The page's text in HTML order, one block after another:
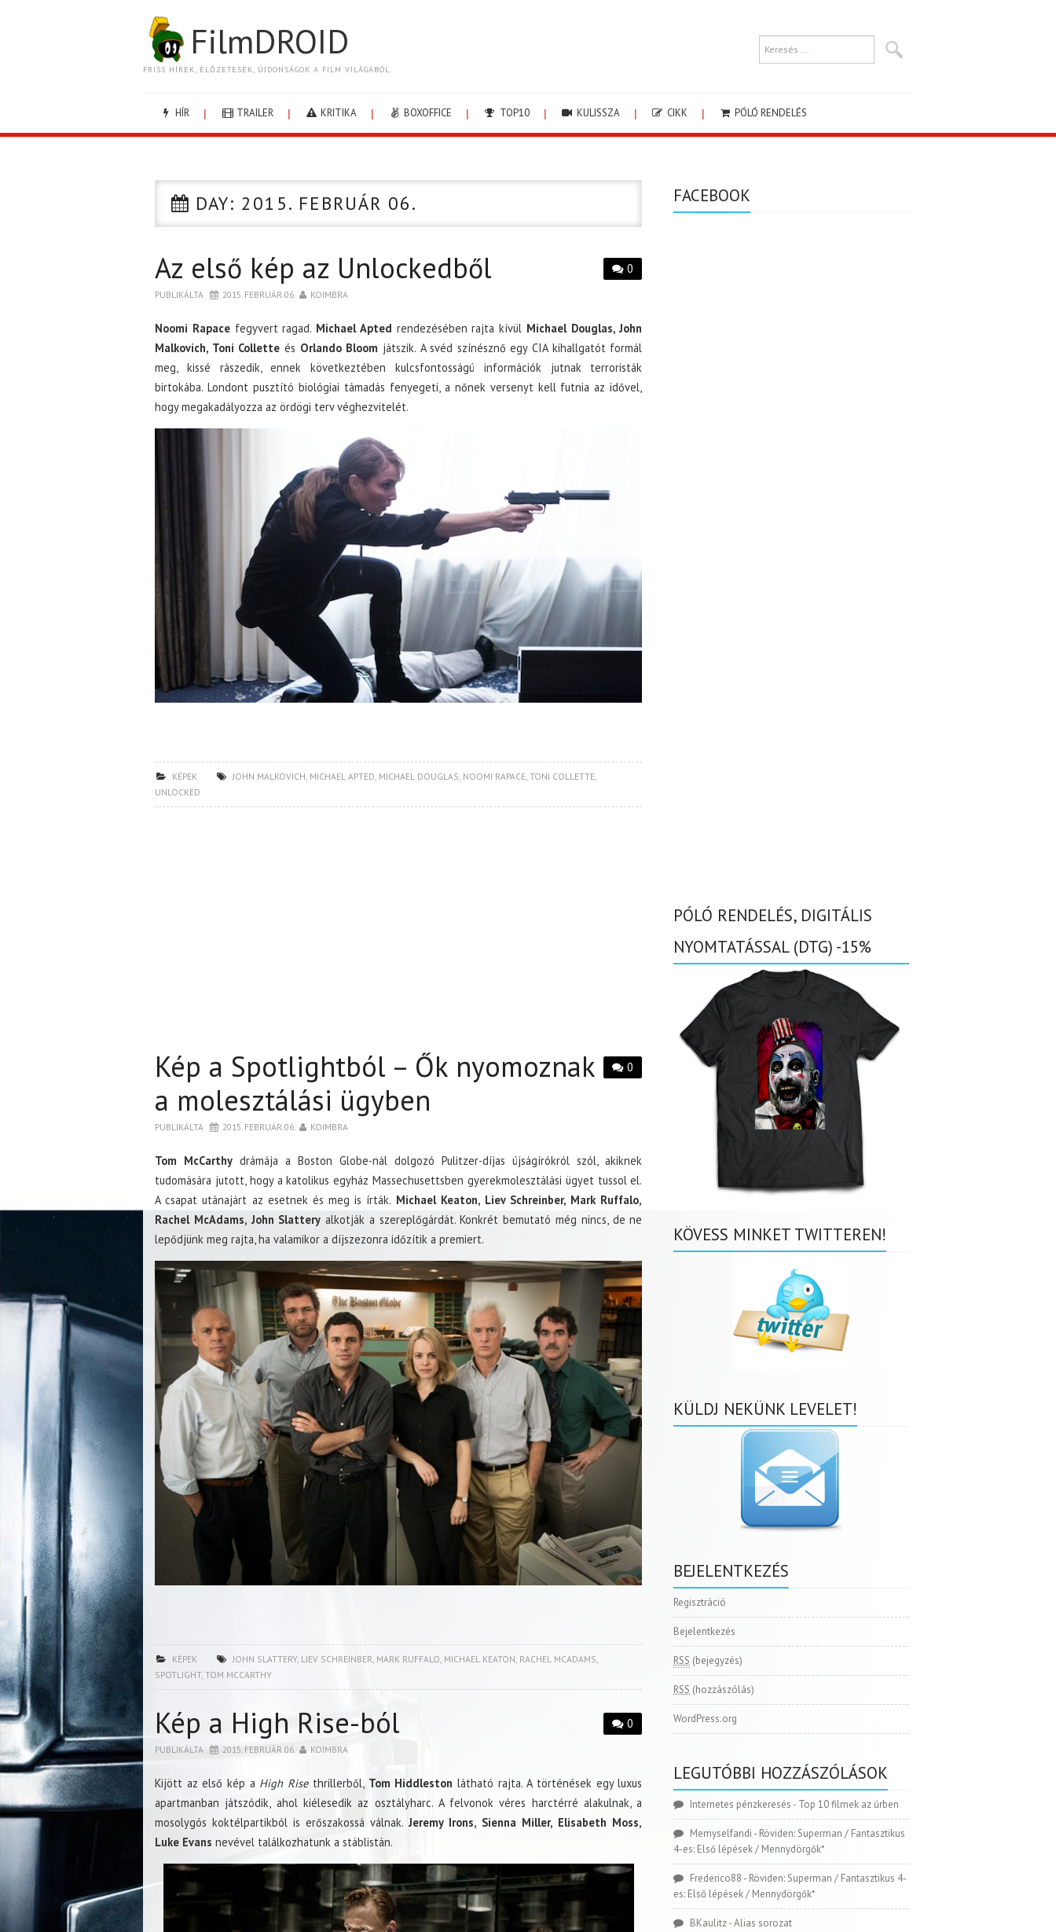
FilmDROID
FRISS HÍREK, ELŐZETESEK, ÚJDONSÁGOK A FILM VILÁGÁBÓL.
HÍR TRAILER KRITIKA BOXOFFICE TOP10 KULISSZA CIKK PÓLÓ RENDELÉS
DAY: 2015. FEBRUÁR 06.
0
Az első kép az Unlockedből
PUBLIKÁLTA 2015. FEBRUÁR 06. KOIMBRA
Noomi Rapacefegyvert ragad. Michael Apted rendezésében rajta kívül Michael Douglas, John
Malkovich, Toni Collette és Orlando Bloom játszik. A svéd színésznő egy CIA kihallgatót formál
meg, kissé rászedik, ennek következtében kulcsfontosságú információk jutnak terroristák
birtokába. Londont pusztító biológiai támadás fenyegeti, a nőnek versenyt kell futnia az idővel,
hogy megakadályozza az ördögi terv véghezvitelét.
KÉPEK JOHN MALKOVICH MICHAEL APTED MICHAEL DOUGLAS NOOMI RAPACE, TONI COLLETTE,
UNLOCKED
0
Kép a Spotlightból – Ők nyomoznak
a molesztálási ügyben
PUBLIKÁLTA 2015. FEBRUÁR 06. KOIMBRA
Tom McCarthy drámája a Boston Globe-nál dolgozó Pulitzer-díjas újságírókról szól, akiknek
tudomására jutott, hogy a katolikus egyház Massechusettsben gyerekmolesztálási ügyet tussol el.
A csapat utánajárt az esetnek és meg is írták. Michael Keaton, Liev Schreinber, Mark Ruffalo,
Rachel McAdams, John Slattery alkotják a szereplőgárdát. Konkrét bemutató még nincs, de ne
lepődjünk meg rajta, ha valamikor a díjszezonra időzítik a premiert.
KÉPEK JOHN SLATTERY, LIEV SCHREINBER MARK RUFFALO MICHAEL KEATON RACHEL MCADAMS
SPOTLIGHT, TOM MCCARTHY
0
Kép a High Rise-ból
PUBLIKÁLTA 2015. FEBRUÁR 06. KOIMBRA
Kijött az első kép a High Risethrillerből, Tom Hiddleston látható rajta. A történések egy luxus
apartmanban játszódik, ahol kiélesedik az osztályharc. A felvonok véres harctérré alakulnak, a
mosolygós koktélpartikból is erőszakossá válnak.Jeremy Irons, Sienna Miller, Elisabeth Moss,
Luke Evans nevével találkozhatunk a stáblistán.
FACEBOOK
PÓLÓ RENDELÉS, DIGITÁLIS
NYOMTATÁSSAL (DTG) -15%
KÖVESS MINKET TWITTEREN!
KÜLDJ NEKÜNK LEVELET!
BEJELENTKEZÉS
Regisztráció
Bejelentkezés
RSS (bejegyzés)
RSS (hozzászólás)
WordPress.org
LEGUTÓBBI HOZZÁSZÓLÁSOK
Internetes pénzkeresés - Top 10 filmek az űrben
Memyselfandi - Röviden: Superman / Fantasztikus
4-es: Első lépések / Mennydörgők*
Frederico88 - Röviden: Superman / Fantasztikus 4-
es: Első lépések / Mennydörgők*
BKaulitz-Alias sorozat